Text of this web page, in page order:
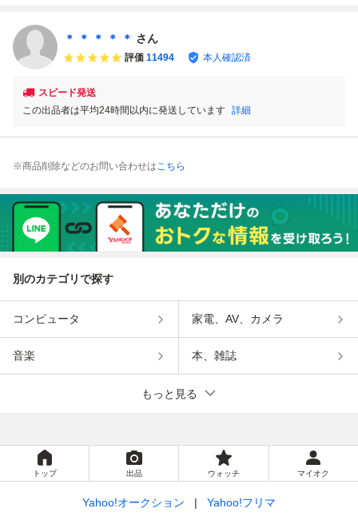
＊ ＊ ＊ ＊ ＊ さん
評価 11494 本人確認済
スピード発送
この出品者は平均24時間以内に発送しています 詳細
※商品削除などのお問い合わせはこちら
別のカテゴリで探す
コンピュータ 家電、AV、カメラ
音楽 本、雑誌
もっと見る
トップ 出品 ウォッチ マイオク
Yahoo!オークション
Yahoo!フリマ